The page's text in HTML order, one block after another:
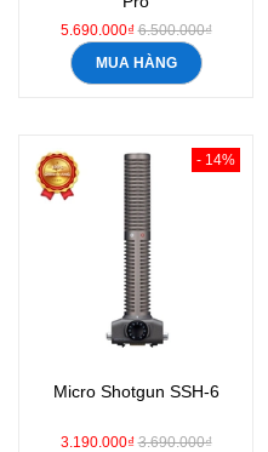
5.690.000₫6.500.000₫
MUA HÀNG
- 14%
Micro Shotgun SSH-6
3.190.000₫3.690.000₫